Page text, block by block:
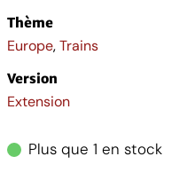
Thème
Europe,Trains
Version
Extension
Plus que 1 en stock